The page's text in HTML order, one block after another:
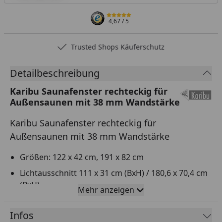
4,67/ 5
Trusted Shops Käuferschutz
Detailbeschreibung
Karibu Saunafenster rechteckig für
Außensaunen mit 38 mm Wandstärke
Karibu Saunafenster rechteckig für
Außensaunen mit 38 mm Wandstärke
Größen: 122 x 42 cm, 191 x 82 cm
Lichtausschnitt 111 x 31 cm (BxH) / 180,6 x 70,4 cm
(BxH)
Ausschnittsmaß: 118,5 x 38,5 cm (BxH) / 186,6 x
77,4 cm (BxH)
Mehr anzeigen
Infos